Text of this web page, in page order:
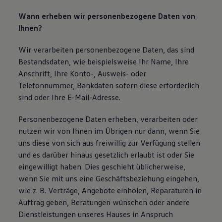
Fahrzeugabholung ab Werk
Uptime
Wann erheben wir personenbezogene Daten von
Ihnen?
Wir verarbeiten personenbezogene Daten, das sind
Bestandsdaten, wie beispielsweise Ihr Name, Ihre
Anschrift, Ihre Konto-, Ausweis- oder
Telefonnummer, Bankdaten sofern diese erforderlich
sind oder Ihre E-Mail-Adresse.
Personenbezogene Daten erheben, verarbeiten oder
nutzen wir von Ihnen im Übrigen nur dann, wenn Sie
uns diese von sich aus freiwillig zur Verfügung stellen
und es darüber hinaus gesetzlich erlaubt ist oder Sie
eingewilligt haben. Dies geschieht üblicherweise,
wenn Sie mit uns eine Geschäftsbeziehung eingehen,
wie z. B. Verträge, Angebote einholen, Reparaturen in
Auftrag geben, Beratungen wünschen oder andere
Dienstleistungen unseres Hauses in Anspruch